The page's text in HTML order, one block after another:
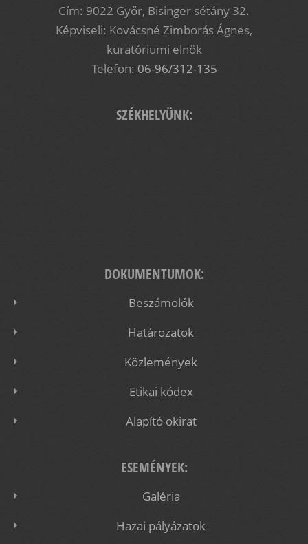
Cím: 9022 Győr, Bisinger sétány 32.
Képviseli: Kovácsné Zimborás Ágnes,
kuratóriumi elnök
Telefon: 06-96/312-135
SZÉKHELYÜNK:
DOKUMENTUMOK:
Beszámolók
Határozatok
Közlemények
Etikai kódex
Alapító okirat
ESEMÉNYEK:
Galéria
Hazai pályázatok